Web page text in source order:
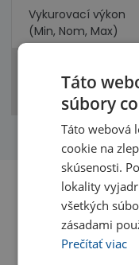
Vykurovací výkon
(Min, Nom, Max)
(chladenie,
vykurovanie)
Táto
súbory
Táto webová
cookie na
skúsenosti.
lokality
všetkých
zásadami
Prečítať viac